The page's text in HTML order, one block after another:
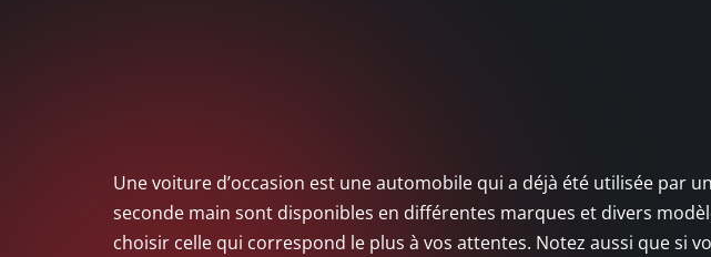
Une voiture d’occasion est une automobile qui a déjà été utilisée par
seconde main sont disponibles en différentes marques et divers
choisir celle qui correspond le plus à vos attentes. Notez aussi que si